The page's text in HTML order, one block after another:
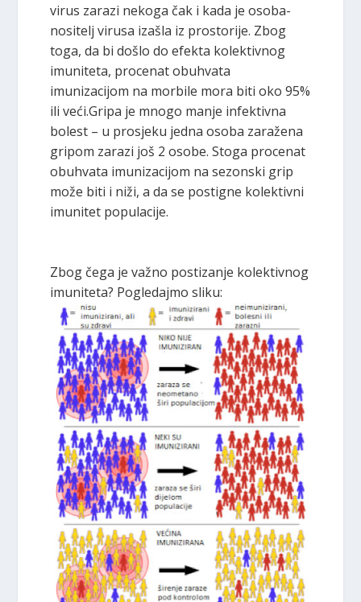
virus zarazi nekoga čak i kada je osoba-
nositelj virusa izašla iz prostorije. Zbog
toga, da bi došlo do efekta kolektivnog
imuniteta, procenat obuhvata
imunizacijom na morbile mora biti oko 95%
ili veći.Gripa je mnogo manje infektivna
bolest – u prosjeku jedna osoba zaražena
gripom zarazi još 2 osobe. Stoga procenat
obuhvata imunizacijom na sezonski grip
može biti i niži, a da se postigne kolektivni
imunitet populacije.
Zbog čega je važno postizanje kolektivnog
imuniteta? Pogledajmo sliku: